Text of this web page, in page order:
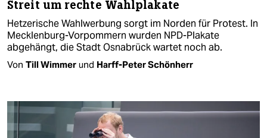
Streit um rechte Wahlplakate
Hetzerische Wahlwerbung sorgt im Norden für Protest. In
Mecklenburg-Vorpommern wurden NPD-Plakate
abgehängt, die Stadt Osnabrück wartet noch ab.
Von Till Wimmer und Harff-Peter Schönherr